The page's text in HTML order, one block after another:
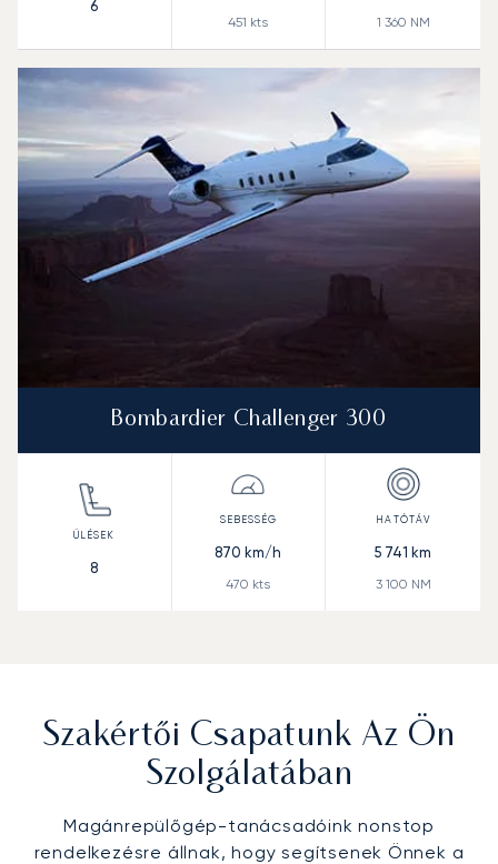
6
451 kts 1 360 NM
Bombardier Challenger 300
8
870 km/h
470 kts
5 741 km
3 100 NM
Szakértői Csapatunk Az Ön
Szolgálatában
Magánrepülőgép-tanácsadóink nonstop
rendelkezésre állnak, hogy segítsenek Önnek a